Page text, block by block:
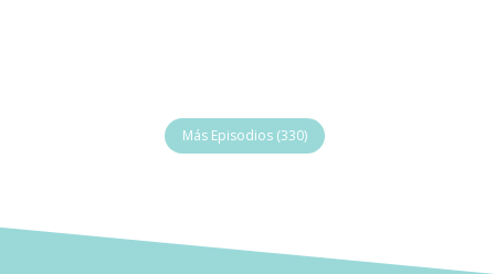
Más Episodios (330)